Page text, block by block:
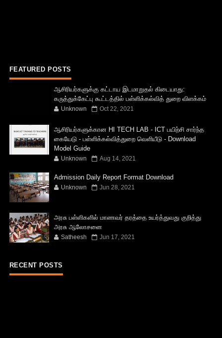
FEATURED POSTS
ஆசிரியர்களுக்கு கட்டாய இடமாறுதல் கிடையாது:
கருத்துக்கேட்பு கூட்டத்தில் பள்ளிக்கல்வித் துறை விளக்கம்
Unknown Oct 22, 2021
ஆசிரியர்களுக்கான HI TECH LAB - ICT பயிற்சி சார்ந்த
கையேடு - பள்ளிக்கல்வித்துறை வெளியீடு - Download
Model Guide
Unknown Aug 14, 2021
Admission Daily Report Format Download
Unknown Jun 28, 2021
அரசு பள்ளிகளில் மாணவர் தரத்தை உயர்த்துவது குறித்து
அரசு ஆலோசனை
Satheesh Jun 17, 2021
RECENT POSTS